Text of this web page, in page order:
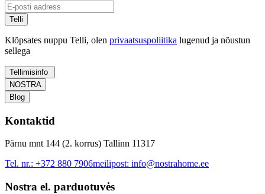
Telli
Klõpsates nuppu Telli, olen privaatsuspoliitika lugenud ja nõustun
sellega
Tellimisinfo
NOSTRA
Blog
Kontaktid
Pärnu mnt 144 (2. korrus) Tallinn 11317
Tel. nr.: +372 880 7906meilipost: info@nostrahome.ee
Nostra el. parduotuvės